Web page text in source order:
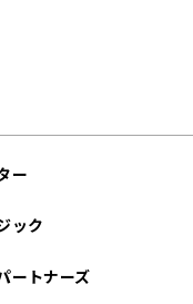
年06月
ー
ック
ートナーズ